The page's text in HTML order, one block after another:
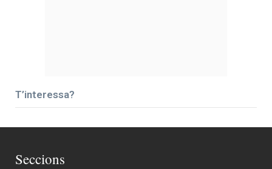
T’interessa?
Seccions